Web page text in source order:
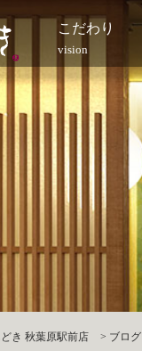
こだわり
vision
き 秋葉原駅前店 > ブログ